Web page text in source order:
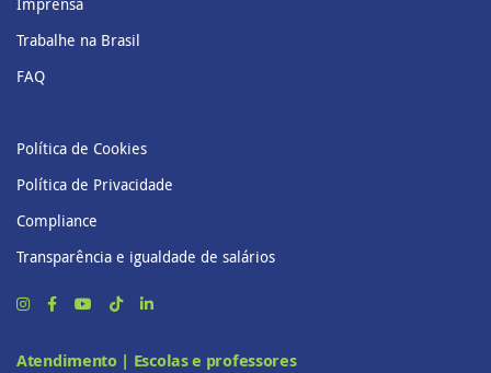
Trabalhe na Brasil
FAQ
Política de Cookies
Política de Privacidade
Compliance
Transparência e igualdade de salários
Atendimento | Escolas e professores